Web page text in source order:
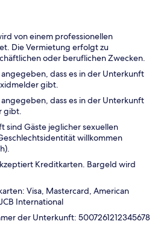
von einem professionellen
Die Vermietung erfolgt zu
oder beruflichen Zwecken.
dass es in der Unterkunft
gibt.
dass es in der Unterkunft
gibt.
sind Gäste jeglicher sexuellen
willkommen
Kreditkarten. Bargeld wird
Visa, Mastercard, American
International
der Unterkunft: 5007261212345678